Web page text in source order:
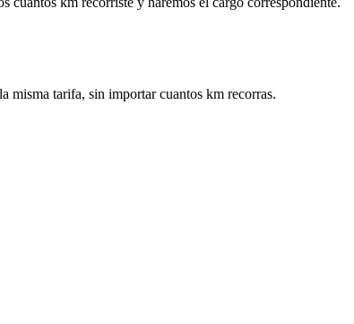
misma tarifa, sin importar cuantos km recorras.